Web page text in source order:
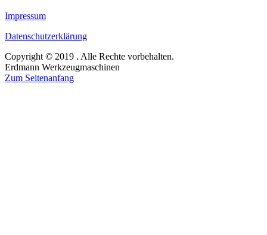
Impressum
Datenschutzerklärung
Copyright © 2019 . Alle Rechte vorbehalten.
Erdmann Werkzeugmaschinen
Zum Seitenanfang